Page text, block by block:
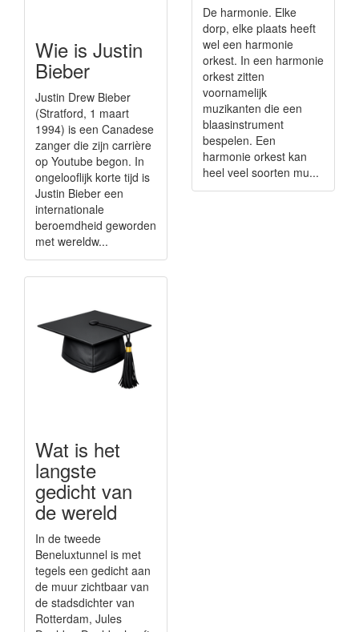
Wie is Justin
Bieber
Justin Drew Bieber
(Stratford, 1 maart
1994) is een Canadese
zanger die zijn carrière
op Youtube begon. In
ongelooflijk korte tijd is
Justin Bieber een
internationale
beroemdheid geworden
met wereldw...
Wat is het
langste
gedicht van
de wereld
In de tweede
Beneluxtunnel is met
tegels een gedicht aan
de muur zichtbaar van
de stadsdichter van
Rotterdam, Jules
De harmonie. Elke
dorp, elke plaats heeft
wel een harmonie
orkest. In een harmonie
orkest zitten
voornamelijk
muzikanten die een
blaasinstrument
bespelen. Een
harmonie orkest kan
heel veel soorten mu...